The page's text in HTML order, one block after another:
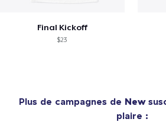
Final Kickoff
$23
Plus de campagnes de New
plaire :